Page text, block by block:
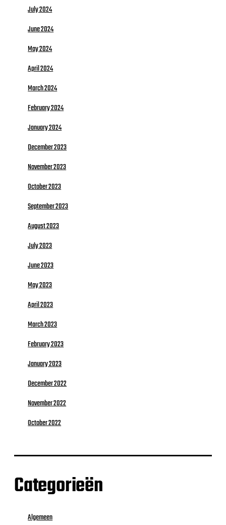
July 2024
June 2024
May 2024
April 2024
March 2024
February 2024
January 2024
December 2023
November 2023
October 2023
September 2023
August 2023
July 2023
June 2023
May 2023
April 2023
March 2023
February 2023
January 2023
December 2022
November 2022
October 2022
Categorieën
Algemeen